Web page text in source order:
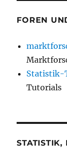
FOREN
Statistik-
Tutorials
STATISTIK,